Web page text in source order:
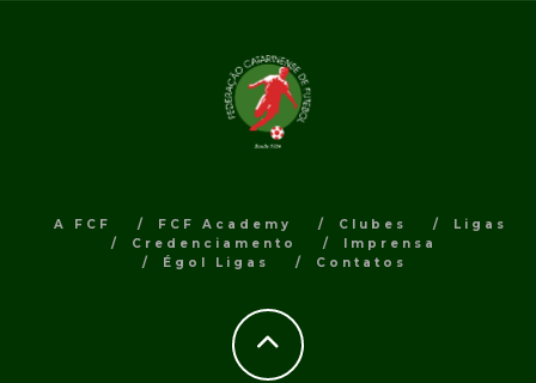
A FCF FCF Academy Clubes
Ligas
Credenciamento
Imprensa
Égol Ligas
Contatos